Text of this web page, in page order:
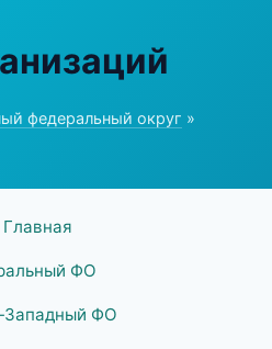
федеральный округ »
Главная
ФО
Западный ФО